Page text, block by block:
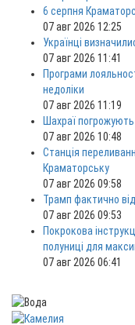
6 серпня
07 авг 2026 12:25
Українці
07 авг 2026 11:41
Програми
недоліки
07 авг 2026 11:19
Шахраї
07 авг 2026 10:48
Станція
Краматорську
07 авг 2026 09:58
Трамп фактично
07 авг 2026 09:53
Покрокова
полуниці для
07 авг 2026 06:41